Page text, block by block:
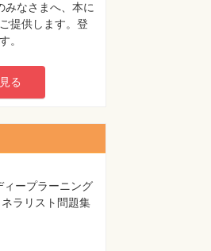
みなさまへ、本に
提供します。登
。
る
ィープラーニング
ラリスト問題集